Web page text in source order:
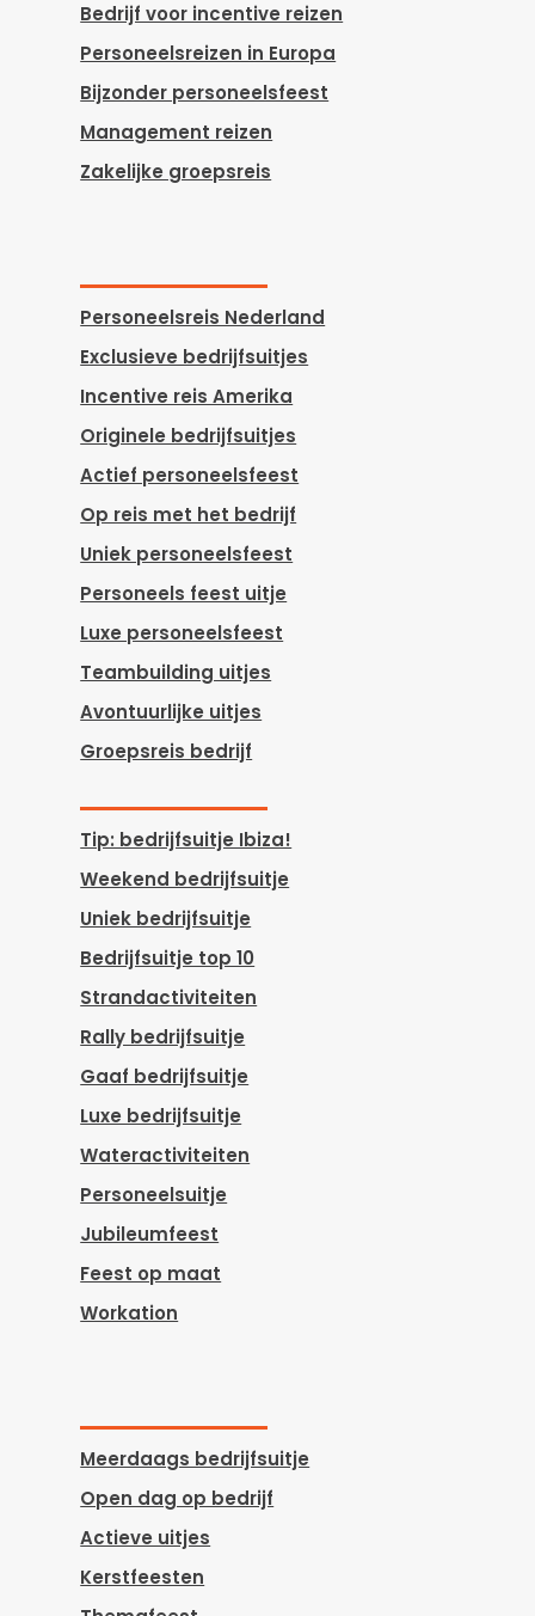
Bedrijf voor incentive reizen
Personeelsreizen in Europa
Bijzonder personeelsfeest
Management reizen
Zakelijke groepsreis
Personeelsreis Nederland
Exclusieve bedrijfsuitjes
Incentive reis Amerika
Originele bedrijfsuitjes
Actief personeelsfeest
Op reis met het bedrijf
Uniek personeelsfeest
Personeels feest uitje
Luxe personeelsfeest
Teambuilding uitjes
Avontuurlijke uitjes
Groepsreis bedrijf
Tip: bedrijfsuitje Ibiza!
Weekend bedrijfsuitje
Uniek bedrijfsuitje
Bedrijfsuitje top 10
Strandactiviteiten
Rally bedrijfsuitje
Gaaf bedrijfsuitje
Luxe bedrijfsuitje
Wateractiviteiten
Personeelsuitje
Jubileumfeest
Feest op maat
Workation
Meerdaags bedrijfsuitje
Open dag op bedrijf
Actieve uitjes
Kerstfeesten